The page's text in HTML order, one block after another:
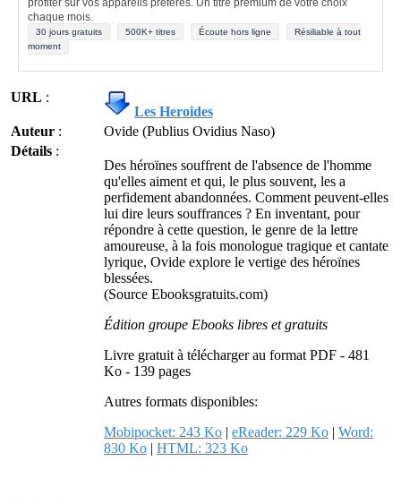
profiter sur vos appareils préférés. Un titre premium de votre choix
chaque mois.
30 jours gratuits 500K+ titres Écoute hors ligne
Résiliable à tout
moment
URL :
Les Heroides
Auteur :
Ovide (Publius Ovidius Naso)
Détails :
Des héroïnes souffrent de l'absence de l'homme
qu'elles aiment et qui, le plus souvent, les a
perfidement abandonnées. Comment peuvent-elles
lui dire leurs souffrances ? En inventant, pour
répondre à cette question, le genre de la lettre
amoureuse, à la fois monologue tragique et cantate
lyrique, Ovide explore le vertige des héroïnes
blessées.
(Source Ebooksgratuits.com)
Édition groupe Ebooks libres et gratuits
Livre gratuit à télécharger au format PDF - 481
Ko - 139 pages
Autres formats disponibles:
Mobipocket: 243 Ko | eReader: 229 Ko | Word:
830 Ko | HTML: 323 Ko